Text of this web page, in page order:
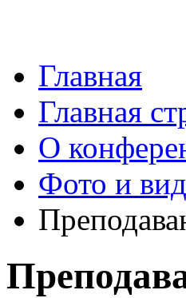
Главная
Главная
О
Фото и